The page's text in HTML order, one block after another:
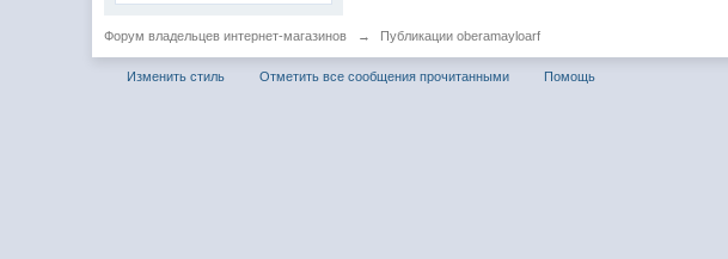
Форум владельцев интернет-магазинов → Публикации oberamayloarf
Изменить стиль Отметить все сообщения прочитанными Помощь